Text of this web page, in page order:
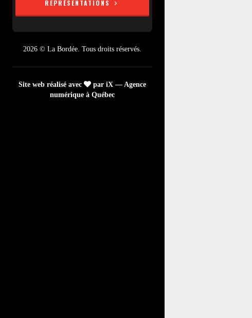
REPRÉSENTATIONS
2026 © La Bordée. Tous droits réservés.
Site web réalisé avec
par iX — Agence
numérique à Québec